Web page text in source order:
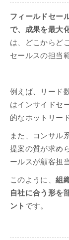
フィールドセー
で、成果を最大
は、どこからど
セールスの担当
例えば、リード
はインサイドセ
的なホットリー
また、コンサル
提案の質が求め
ールスが顧客担
このように、組
自社に合う形を
ント です。